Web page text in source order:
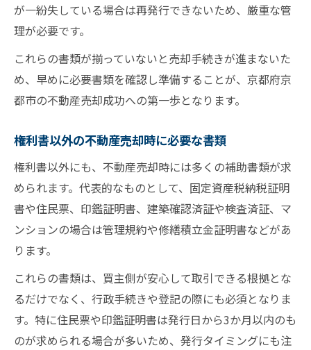
が一紛失している場合は再発行できないため、厳重な管
理が必要です。
これらの書類が揃っていないと売却手続きが進まないた
め、早めに必要書類を確認し準備することが、京都府京
都市の不動産売却成功への第一歩となります。
権利書以外の不動産売却時に必要な書類
権利書以外にも、不動産売却時には多くの補助書類が求
められます。代表的なものとして、固定資産税納税証明
書や住民票、印鑑証明書、建築確認済証や検査済証、マ
ンションの場合は管理規約や修繕積立金証明書などがあ
ります。
これらの書類は、買主側が安心して取引できる根拠とな
るだけでなく、行政手続きや登記の際にも必須となりま
す。特に住民票や印鑑証明書は発行日から3か月以内のも
のが求められる場合が多いため、発行タイミングにも注